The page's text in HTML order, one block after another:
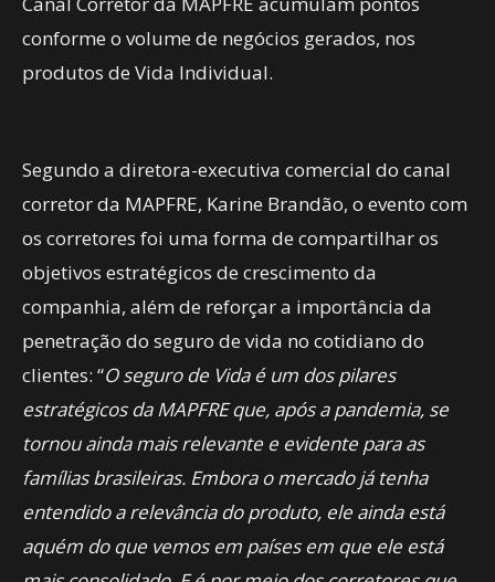
conforme o volume de negócios gerados, nos
produtos de Vida Individual.
Segundo a diretora-executiva comercial do canal
corretor da MAPFRE, Karine Brandão, o evento com
os corretores foi uma forma de compartilhar os
objetivos estratégicos de crescimento da
companhia, além de reforçar a importância da
penetração do seguro de vida no cotidiano do
clientes: “O seguro de Vida é um dos pilares
estratégicos da MAPFRE que, após a pandemia, se
tornou ainda mais relevante e evidente para as
famílias brasileiras. Embora o mercado já tenha
entendido a relevância do produto, ele ainda está
aquém do que vemos em países em que ele está